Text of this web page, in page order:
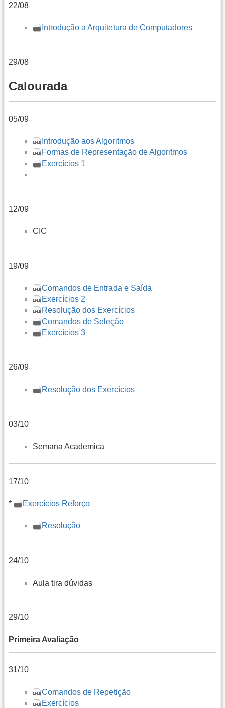
22/08
Introdução a Arquitetura de Computadores
29/08
Calourada
05/09
Introdução aos Algoritmos
Formas de Representação de Algoritmos
Exercícios 1
12/09
CIC
19/09
Comandos de Entrada e Saída
Exercícios 2
Resolução dos Exercícios
Comandos de Seleção
Exercícios 3
26/09
Resolução dos Exercícios
03/10
Semana Academica
17/10
* Exercícios Reforço
Resolução
24/10
Aula tira dúvidas
29/10
Primeira Avaliação
31/10
Comandos de Repetição
Exercícios